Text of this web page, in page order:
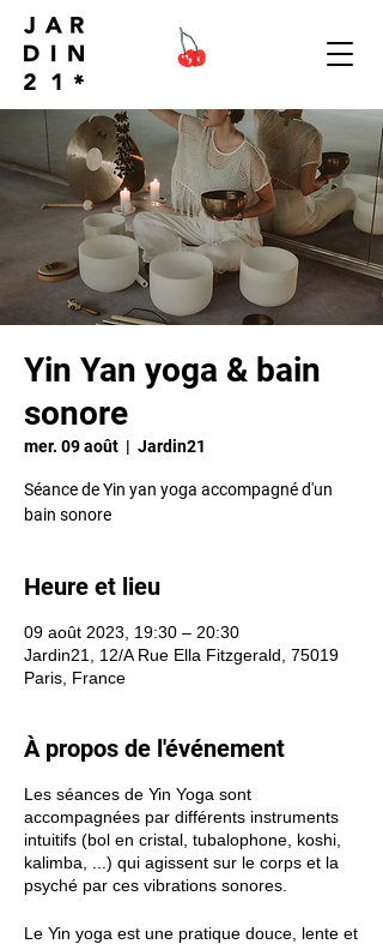
Yin Yan yoga & bain
sonore
mer. 09 août
  |
Jardin21
Séance de Yin yan yoga accompagné d'un
bain sonore
Heure et lieu
09 août 2023, 19:30 – 20:30
Jardin21, 12/A Rue Ella Fitzgerald, 75019
Paris, France
À propos de l'événement
Les séances de Yin Yoga sont
accompagnées par différents instruments
intuitifs (bol en cristal, tubalophone, koshi,
kalimba, ...) qui agissent sur le corps et la
psyché par ces vibrations sonores.
Le Yin yoga est une pratique douce, lente et